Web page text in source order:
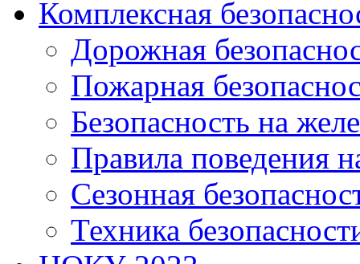
Комплексная
Дорожная
Пожарная
Безопасность на
Правила поведения
Сезонная
Техника